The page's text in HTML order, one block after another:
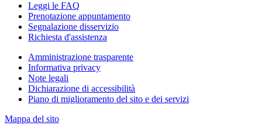
Leggi le FAQ
Prenotazione appuntamento
Segnalazione disservizio
Richiesta d'assistenza
Amministrazione trasparente
Informativa privacy
Note legali
Dichiarazione di accessibilità
Piano di miglioramento del sito e dei servizi
Mappa del sito